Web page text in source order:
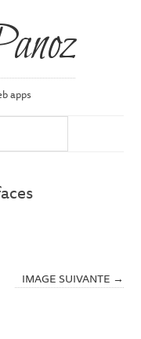
apps
IMAGE SUIVANTE →